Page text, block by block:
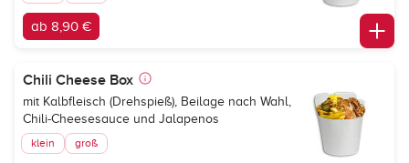
ab 8,90 €
Chili Cheese Box
mit Kalbfleisch (Drehspieß), Beilage nach Wahl,
Chili-Cheesesauce und Jalapenos
klein groß